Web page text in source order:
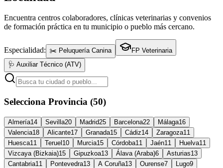
Encuentra centros colaboradores, clínicas veterinarias y convenios
de formación práctica en tu municipio o pueblo más cercano.
Especialidad: ✂️ Peluquería Canina
FP Veterinaria
🩺 Auxiliar Técnico (ATV)
Selecciona Provincia (50)
Almería14 Sevilla20 Madrid25 Barcelona22 Málaga16
Valencia18 Alicante17 Granada15 Cádiz14 Zaragoza11
Huesca11 Teruel 10 Murcia15 Córdoba11 Jaén11 Huelva11
Vizcaya (Bizkaia)15 Gipuzkoa13 Álava (Araba)6 Asturias13
Cantabria11 Pontevedra13 A Coruña13 Ourense7 Lugo9